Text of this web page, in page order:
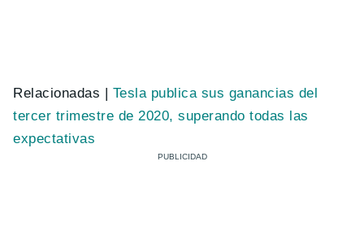
Relacionadas | Tesla publica sus ganancias del
tercer trimestre de 2020, superando todas las
expectativas